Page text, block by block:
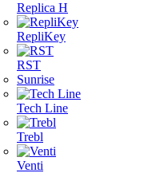
Replica H
RepliKey
RST
Sunrise
Tech Line
Trebl
Venti